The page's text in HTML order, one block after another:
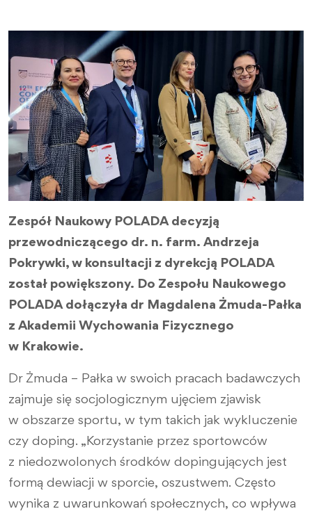
Zespół Naukowy POLADA decyzją
przewodniczącego dr. n. farm. Andrzeja
Pokrywki, w konsultacji z dyrekcją POLADA
został powiększony. Do Zespołu Naukowego
POLADA dołączyła dr Magdalena Żmuda-Pałka
z Akademii Wychowania Fizycznego
w Krakowie.
Dr Żmuda – Pałka w swoich pracach badawczych
zajmuje się socjologicznym ujęciem zjawisk
w obszarze sportu, w tym takich jak wykluczenie
czy doping. „Korzystanie przez sportowców
z niedozwolonych środków dopingujących jest
formą dewiacji w sporcie, oszustwem. Często
wynika z uwarunkowań społecznych, co wpływa